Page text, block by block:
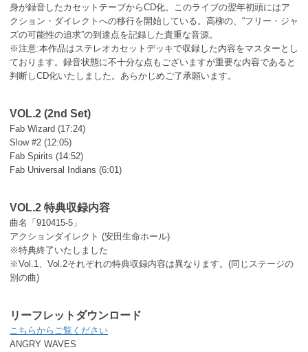
身が録音したカセットテープからCD化。このライブの翌年初頭にはア
クション・ダイレクトへの移行を開始している。高柳の、“フリー・ジャ
ズの可能性の追求”の到達点を記録した貴重な音源。
※注意:本作品はステレオカセットデッキで収録した内容をマスターとし
ております。録音状態に不十分な点もございますが重要な内容であると
判断しCD化いたしました。あらかじめご了承願います。
VOL.2 (2nd Set)
Fab Wizard (17:24)
Slow #2 (12:05)
Fab Spirits (14:52)
Fab Universal Indians (6:01)
VOL.2 特典収録内容
曲名「910415-5」
アクションダイレクト (安田生命ホール)
※特典終了いたしました
※Vol.1、Vol.2それぞれの特典収録内容は異なります。(同じステージの
別の曲)
リーフレットダウンロード
こちらからご覧ください
ANGRY WAVES